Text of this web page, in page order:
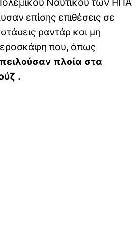
Ναυτικού των ΗΠΑ
επίσης επιθέσεις σε
ραντάρ και μη
που, όπως
πλοία στα
.